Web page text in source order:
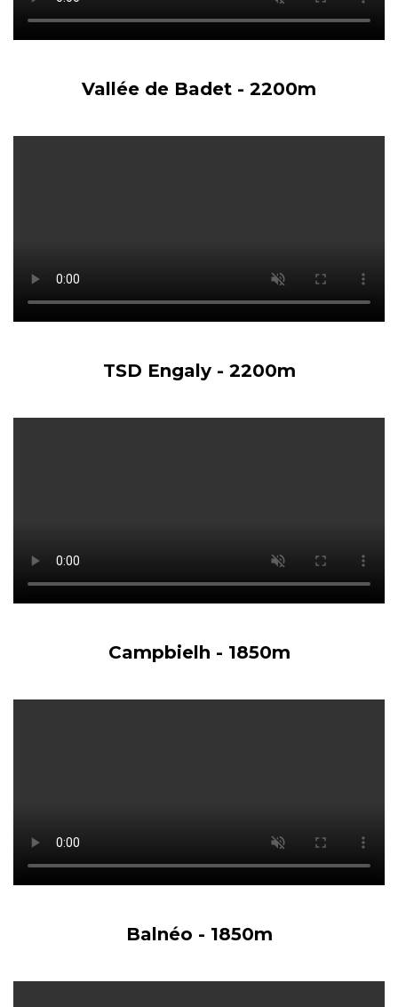
Vallée de Badet - 2200m
TSD Engaly - 2200m
Campbielh - 1850m
Balnéo - 1850m